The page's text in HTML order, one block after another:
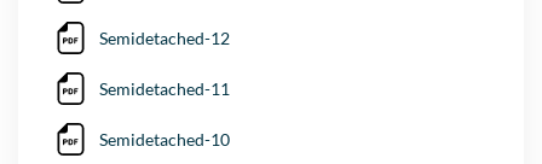
Semidetached-12
Semidetached-11
Semidetached-10